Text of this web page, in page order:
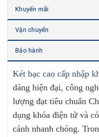
Khuyến mãi
Vận chuyển
Bảo hành
Két bạc cao cấp nhập
dáng hiện đại, công
lượng đạt tiêu chuẩn
dụng khóa điện tử và
cánh nhanh chóng.